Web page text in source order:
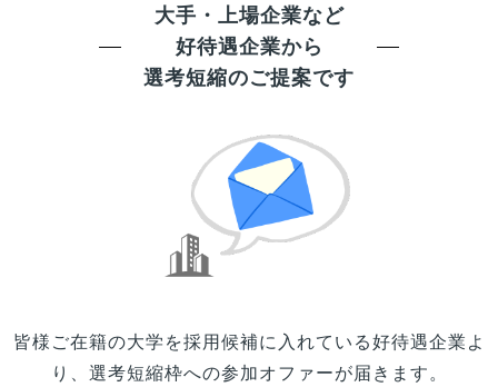
大手・上場企業など
好待遇企業から
選考短縮のご提案です
皆様 ご在籍の大学 を採用候補に入れている好待遇企業よ
り、選考短縮枠への参加オファーが届きます。